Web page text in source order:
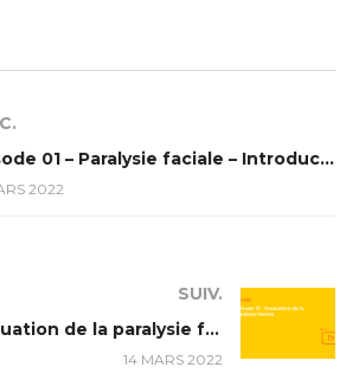
Episode 01 – Paralysie faciale – Introduction
2022
SUIV.
Episode 12 – Evaluation de la paralysie faciale
14 MARS 2022